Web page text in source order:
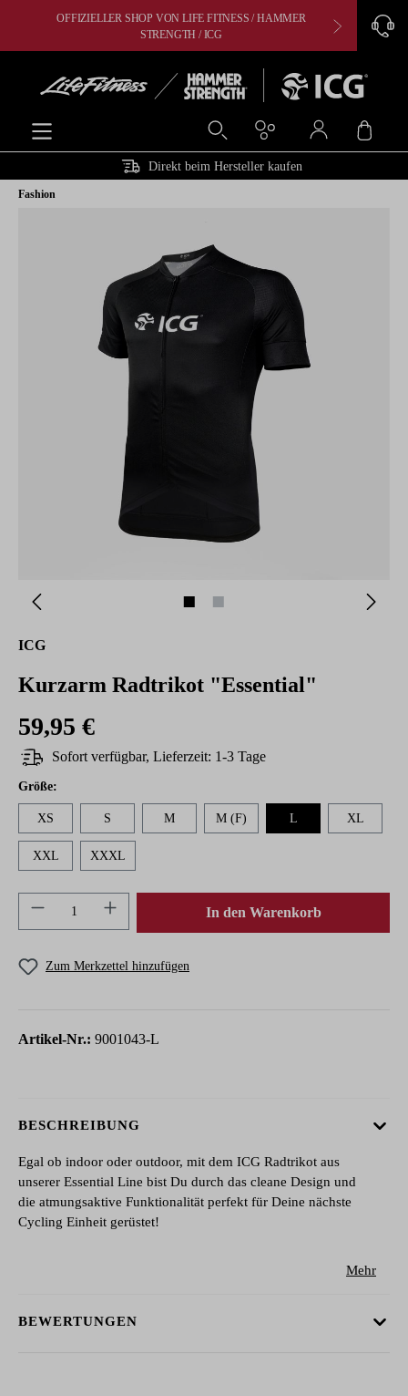
springenOFFIZIELLER SHOP VON LIFE FITNESS / HAMMER
STRENGTH / ICG
Direkt beim Hersteller kaufen
Fashion
ICG
Kurzarm Radtrikot "Essential"
59,95 €
Sofort verfügbar, Lieferzeit: 1-3 Tage
Größeauswählen
:
XS S M M (F) L XL
XXL XXXL
Produkt Anzahl: Gib den gewünschten Wert
In den Warenkorb
Zum Merkzettel hinzufügen
Artikel-Nr.: 9001043-L
BESCHREIBUNG
Egal ob indoor oder outdoor, mit dem ICG Radtrikot aus
unserer Essential Line bist Du durch das cleane Design und
die atmungsaktive Funktionalität perfekt für Deine nächste
Cycling Einheit gerüstet!
Mehr
BEWERTUNGEN